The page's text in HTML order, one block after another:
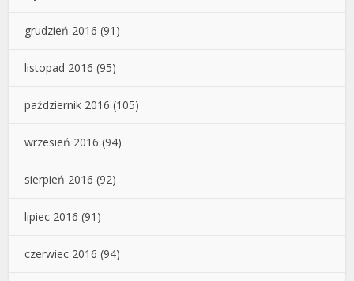
grudzień 2016 (91)
listopad 2016 (95)
październik 2016 (105)
wrzesień 2016 (94)
sierpień 2016 (92)
lipiec 2016 (91)
czerwiec 2016 (94)